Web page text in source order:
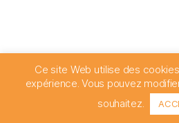
Ce site Web utilise des
expérience. Vous pouvez
souhaitez.